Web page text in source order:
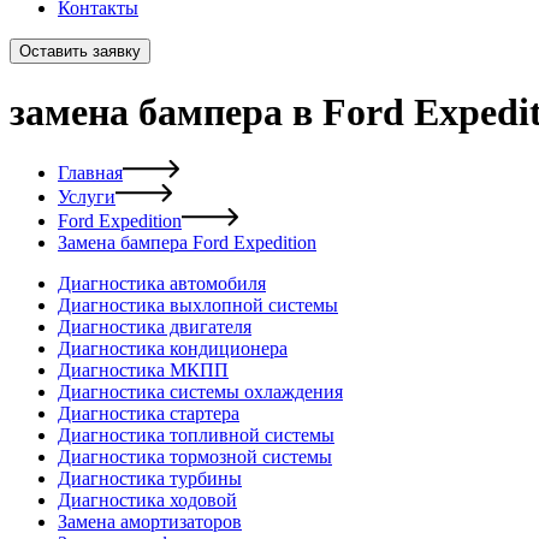
Контакты
Оставить заявку
замена бампера в Ford
Главная
Услуги
Ford Expedition
Замена бампера Ford Expedition
Диагностика автомобиля
Диагностика выхлопной системы
Диагностика двигателя
Диагностика кондиционера
Диагностика МКПП
Диагностика системы охлаждения
Диагностика стартера
Диагностика топливной системы
Диагностика тормозной системы
Диагностика турбины
Диагностика ходовой
Замена амортизаторов